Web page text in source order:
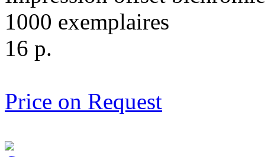
1000 exemplaires
16 p.
Price on Request